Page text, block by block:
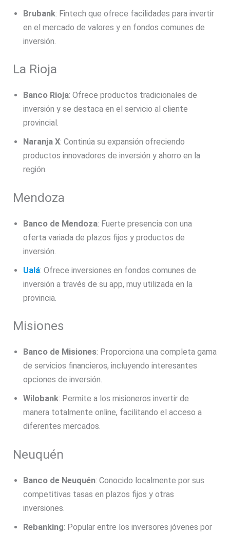
Brubank: Fintech que ofrece facilidades para invertir
en el mercado de valores y en fondos comunes de
inversión.
La Rioja
Banco Rioja: Ofrece productos tradicionales de
inversión y se destaca en el servicio al cliente
provincial.
Naranja X: Continúa su expansión ofreciendo
productos innovadores de inversión y ahorro en la
región.
Mendoza
Banco de Mendoza: Fuerte presencia con una
oferta variada de plazos fijos y productos de
inversión.
Ualá: Ofrece inversiones en fondos comunes de
inversión a través de su app, muy utilizada en la
provincia.
Misiones
Banco de Misiones: Proporciona una completa gama
de servicios financieros, incluyendo interesantes
opciones de inversión.
Wilobank: Permite a los misioneros invertir de
manera totalmente online, facilitando el acceso a
diferentes mercados.
Neuquén
Banco de Neuquén: Conocido localmente por sus
competitivas tasas en plazos fijos y otras
inversiones.
Rebanking: Popular entre los inversores jóvenes por